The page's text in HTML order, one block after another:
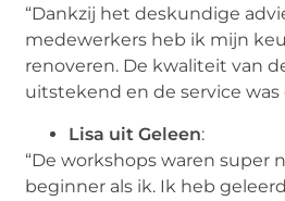
“Dankzij het deskundige
medewerkers heb ik mijn
renoveren. De kwaliteit van
uitstekend en de service was
Lisa uit Geleen:
“De workshops waren super
beginner als ik. Ik heb